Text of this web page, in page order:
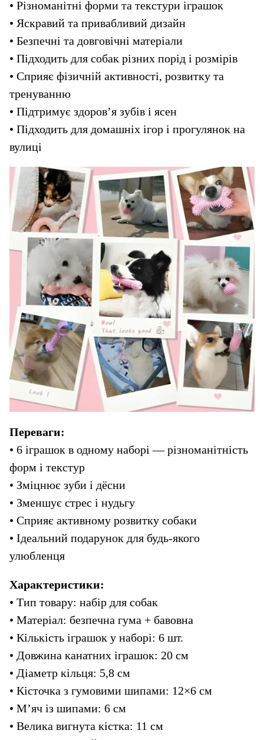
• Різноманітні форми та текстури іграшок
• Яскравий та привабливий дизайн
• Безпечні та довговічні матеріали
• Підходить для собак різних порід і розмірів
• Сприяє фізичній активності, розвитку та
тренуванню
• Підтримує здоров’я зубів і ясен
• Підходить для домашніх ігор і прогулянок на
вулиці
Переваги:
• 6 іграшок в одному наборі — різноманітність
форм і текстур
• Зміцнює зуби і дёсни
• Зменшує стрес і нудьгу
• Сприяє активному розвитку собаки
• Ідеальний подарунок для будь-якого
улюбленця
Характеристики:
• Тип товару: набір для собак
• Матеріал: безпечна гума + бавовна
• Кількість іграшок у наборі: 6 шт.
• Довжина канатних іграшок: 20 см
• Діаметр кільця: 5,8 см
• Кісточка з гумовими шипами: 12×6 см
• М’яч із шипами: 6 см
• Велика вигнута кістка: 11 см